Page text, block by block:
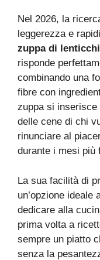
Nel 2026, la
leggerezza e
zuppa di
risponde
combinando una
fibre con
zuppa si inserisce
delle cene di chi
rinunciare al
durante i mesi più
La sua facilità di
un’opzione ideale
dedicare alla
prima volta a
sempre un piatto
senza la